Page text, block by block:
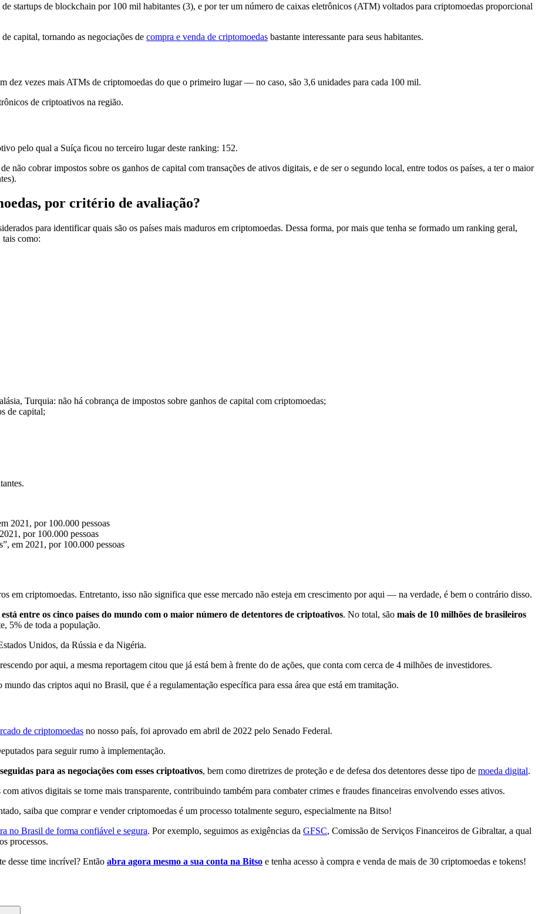
startups de blockchain por 100 mil habitantes (3), e por ter um número de caixas eletrônicos (ATM) voltados para criptomoedas proporcional
capital, tornando as negociações de compra e venda de criptomoedas bastante interessante para seus habitantes.
dez vezes mais ATMs de criptomoedas do que o primeiro lugar — no caso, são 3,6 unidades para cada 100 mil.
de criptoativos na região.
pelo qual a Suíça ficou no terceiro lugar deste ranking: 152.
não cobrar impostos sobre os ganhos de capital com transações de ativos digitais, e de ser o segundo local, entre todos os países, a ter o maior
por critério de avaliação?
para identificar quais são os países mais maduros em criptomoedas. Dessa forma, por mais que tenha se formado um ranking geral,
tais como:
Turquia: não há cobrança de impostos sobre ganhos de capital com criptomoedas;
de capital;
2021, por 100.000 pessoas
por 100.000 pessoas
em 2021, por 100.000 pessoas
em criptomoedas. Entretanto, isso não significa que esse mercado não esteja em crescimento por aqui — na verdade, é bem o contrário disso.
entre os cinco países do mundo com o maior número de detentores de criptoativos. No total, são mais de 10 milhões de brasileiros
5% de toda a população.
Unidos, da Rússia e da Nigéria.
por aqui, a mesma reportagem citou que já está bem à frente do de ações, que conta com cerca de 4 milhões de investidores.
das criptos aqui no Brasil, que é a regulamentação específica para essa área que está em tramitação.
de criptomoedas no nosso país, foi aprovado em abril de 2022 pelo Senado Federal.
para seguir rumo à implementação.
para as negociações com esses criptoativos, bem como diretrizes de proteção e de defesa dos detentores desse tipo de moeda digital.
ativos digitais se torne mais transparente, contribuindo também para combater crimes e fraudes financeiras envolvendo esses ativos.
saiba que comprar e vender criptomoedas é um processo totalmente seguro, especialmente na Bitso!
no Brasil de forma confiável e segura. Por exemplo, seguimos as exigências da GFSC, Comissão de Serviços Financeiros de Gibraltar, a qual
processos.
desse time incrível? Então abra agora mesmo a sua conta na Bitso e tenha acesso à compra e venda de mais de 30 criptomoedas e tokens!